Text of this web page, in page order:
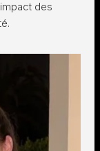
des